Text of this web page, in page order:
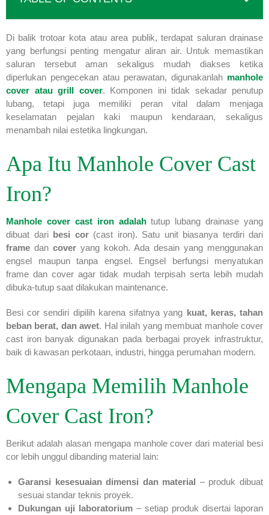
Di balik trotoar kota atau area publik, terdapat saluran drainase
yang berfungsi penting mengatur aliran air. Untuk memastikan
saluran tersebut aman sekaligus mudah diakses ketika
diperlukan pengecekan atau perawatan, digunakanlah manhole
cover atau grill cover. Komponen ini tidak sekadar penutup
lubang, tetapi juga memiliki peran vital dalam menjaga
keselamatan pejalan kaki maupun kendaraan, sekaligus
menambah nilai estetika lingkungan.
Apa Itu Manhole Cover Cast
Iron?
Manhole cover cast iron adalahtutup lubang drainase yang
dibuat dari besi cor(cast iron). Satu unit biasanya terdiri dari
frame dan cover yang kokoh. Ada desain yang menggunakan
engsel maupun tanpa engsel. Engsel berfungsi menyatukan
frame dan cover agar tidak mudah terpisah serta lebih mudah
dibuka-tutup saat dilakukan maintenance.
Besi cor sendiri dipilih karena sifatnya yang kuat, keras, tahan
beban berat, dan awet. Hal inilah yang membuat manhole cover
cast iron banyak digunakan pada berbagai proyek infrastruktur,
baik di kawasan perkotaan, industri, hingga perumahan modern.
Mengapa Memilih Manhole
Cover Cast Iron?
Berikut adalah alasan mengapa manhole cover dari material besi
cor lebih unggul dibanding material lain:
Garansi kesesuaian dimensi dan material – produk dibuat
sesuai standar teknis proyek.
Dukungan uji laboratorium – setiap produk disertai laporan